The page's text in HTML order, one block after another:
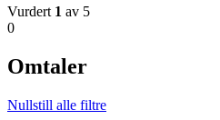
Vurdert 1 av 5
0
Omtaler
Nullstill alle filtre